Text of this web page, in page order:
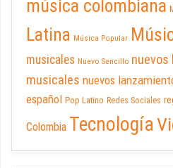
música colombiana
Latina Música Popular
musicales Nuevo Sencillo nuevos
musicales nuevos
español Pop Latino Redes Sociales
Colombia Tecnología